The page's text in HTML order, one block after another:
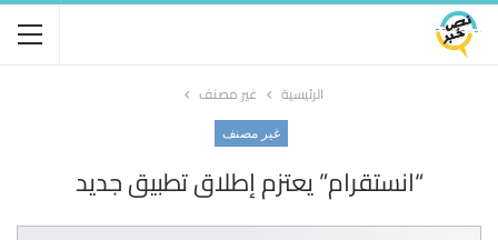
الرئيسية غير مصنف
غير مصنف
“انستقرام” يعتزم إطلاق تطبيق جديد